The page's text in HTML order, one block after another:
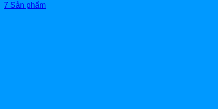
7 Sản phẩm